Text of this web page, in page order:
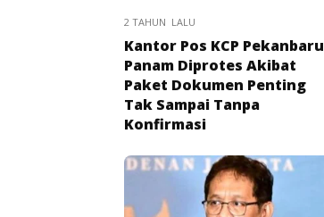
2 TAHUN LALU
Kantor Pos KCP Pekanbaru
Panam Diprotes Akibat
Paket Dokumen Penting
Tak Sampai Tanpa
Konfirmasi